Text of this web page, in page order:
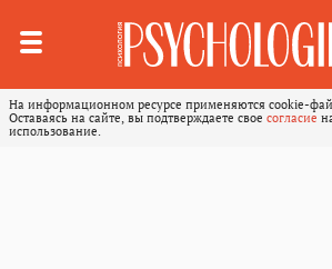
На информационном ресурсе применяются cookie-
Оставаясь на сайте, вы подтверждаете свое согласие
использование.